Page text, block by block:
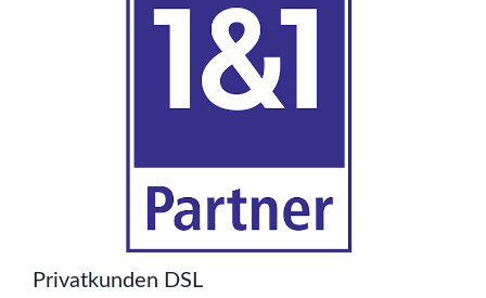
Privatkunden DSL